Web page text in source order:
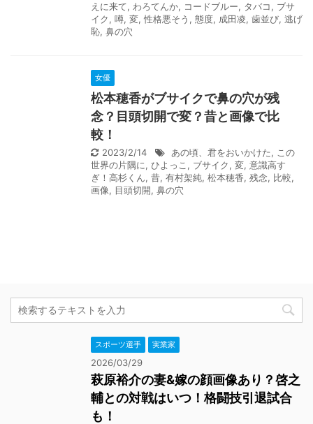
えに来て, わろてんか, コードブルー, タバコ, ブサ
イク, 噂, 変, 性格悪そう , 態度, 成田凌, 歯並び, 逃げ
恥, 鼻の穴
女優
松本穂香がブサイクで鼻の穴が残
念？目頭切開で変？昔と画像で比
較！
2023/2/14 あの頃、君をおいかけた, この
世界の片隅に, ひよっこ , ブサイク, 変, 意識高す
ぎ！高杉くん, 昔, 有村架純, 松本穂香, 残念, 比較,
画像, 目頭切開, 鼻の穴
スポーツ選手 実業家
2026/03/29
萩原裕介の妻&嫁の顔画像あり？啓之
輔との対戦はいつ！格闘技引退試合
も！